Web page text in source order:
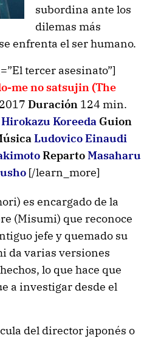
subordina ante los
dilemas más
enfrenta el ser humano.
tercer asesinato”]
me no satsujin (The
2017 Duración 124 min.
Hirokazu Koreeda Guion
Ludovico Einaudi
RepartoMasaharu
[/learn_more]
es encargado de la
(Misumi) que reconoce
jefe y quemado su
da varias versiones
lo que hace que
a investigar desde el
del director japonés o